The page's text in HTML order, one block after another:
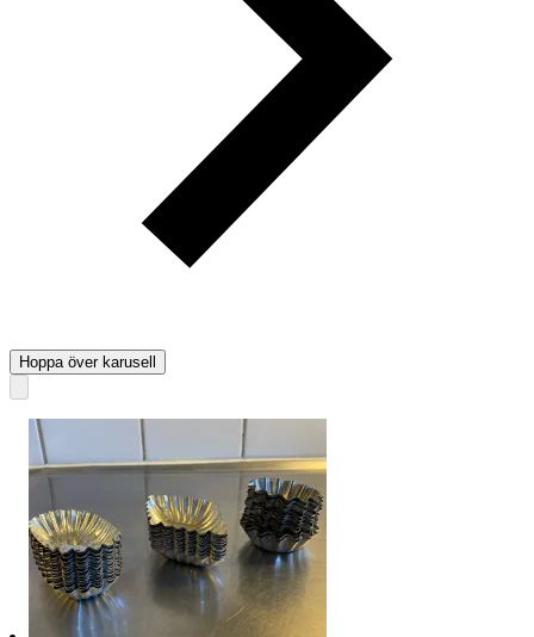
Hoppa över karusell